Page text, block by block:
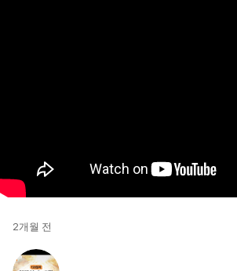
2개월 전